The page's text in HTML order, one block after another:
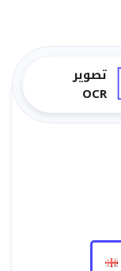
تصویر
OCR